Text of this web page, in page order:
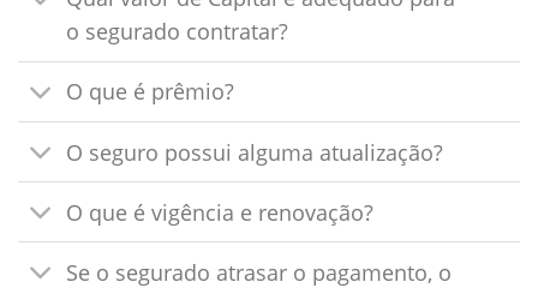
o segurado contratar?
O que é prêmio?
O seguro possui alguma atualização?
O que é vigência e renovação?
Se o segurado atrasar o pagamento, o